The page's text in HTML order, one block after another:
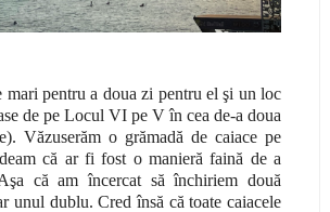
mari pentru a doua zi pentru el şi un loc
de pe Locul VI pe V în cea de-a doua
Văzuserăm o grămadă de caiace pe
că ar fi fost o manieră faină de a
că am încercat să închiriem două
unul dublu. Cred însă că toate caiacele